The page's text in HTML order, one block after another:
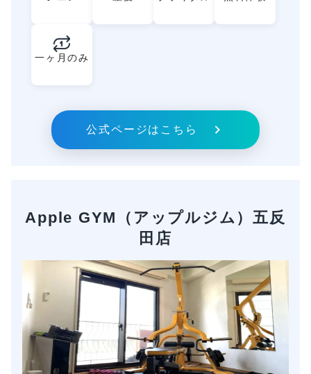
一ヶ月のみ
公式ページはこちら
Apple GYM（アップルジム）五反
田店